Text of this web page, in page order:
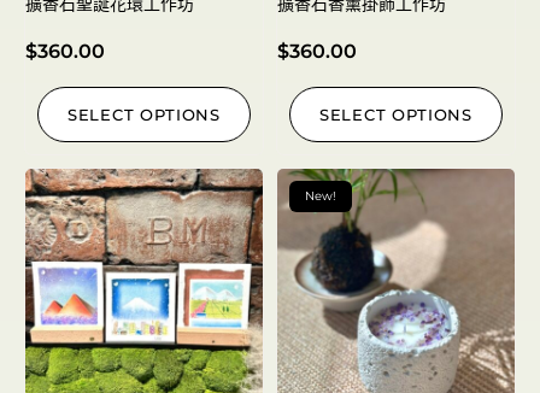
$360.00
SELECT OPTIONS
$360.00
SELECT OPTIONS
New!